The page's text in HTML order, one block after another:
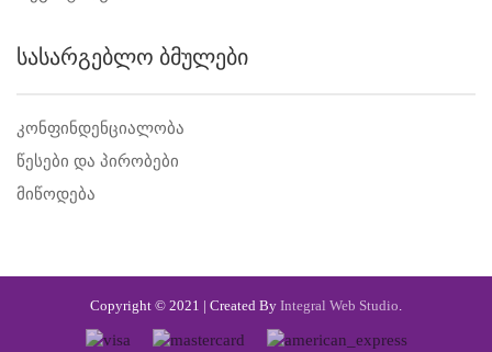
სასარგებლო ბმულები
კონფინდენციალობა
წესები და პირობები
მიწოდება
Copyright © 2021 | Created By Integral Web Studio.